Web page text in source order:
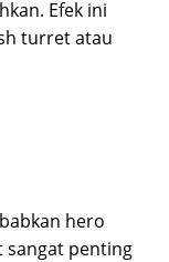
Efek ini
turret atau
hero
sangat penting